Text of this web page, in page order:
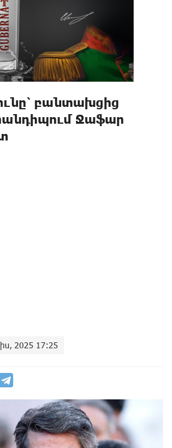
բանտախցից
Ջաֆար
2025 17:25